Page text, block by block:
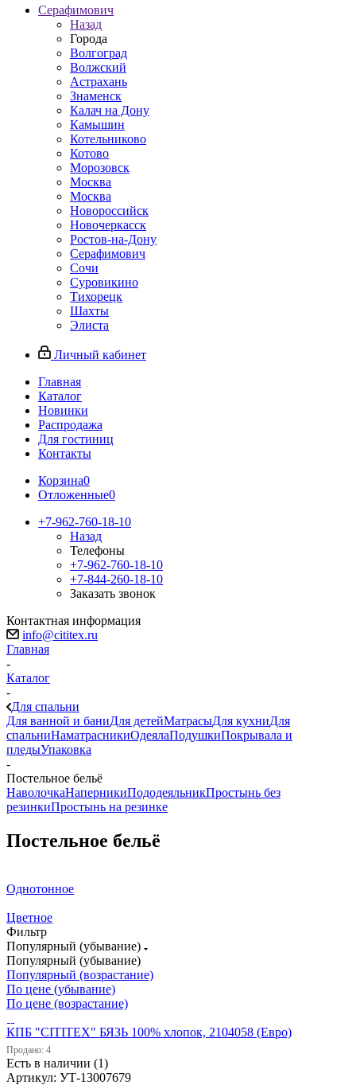
Серафимович
Назад
Города
Волгоград
Волжский
Астрахань
Знаменск
Калач на Дону
Камышин
Котельниково
Котово
Морозовск
Москва
Москва
Новороссийск
Новочеркасск
Ростов-на-Дону
Серафимович
Сочи
Суровикино
Тихорецк
Шахты
Элиста
Личный кабинет
Главная
Каталог
Новинки
Распродажа
Для гостиниц
Контакты
Корзина0
Отложенные0
+7-962-760-18-10
Назад
Телефоны
+7-962-760-18-10
+7-844-260-18-10
Заказать звонок
Контактная информация
info@cititex.ru
Главная
-
Каталог
-
Для спальни
Для ванной и баниДля детейМатрасыДля кухниДля
спальниНаматрасникиОдеялаПодушкиПокрывала и
пледыУпаковка
-
Постельное бельё
НаволочкаНаперникиПододеяльникПростынь без
резинкиПростынь на резинке
Постельное бельё
Однотонное
Цветное
Фильтр
Популярный (убывание)
Популярный (убывание)
Популярный (возрастание)
По цене (убывание)
По цене (возрастание)
КПБ "CITITEX" БЯЗЬ 100% хлопок, 2104058 (Евро)
Продано: 4
Есть в наличии (1)
Артикул: УТ-13007679